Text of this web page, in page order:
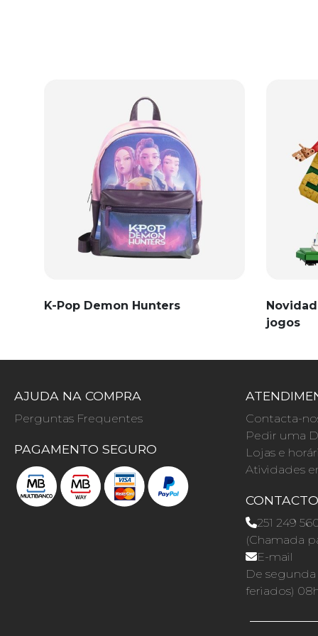
K-Pop Demon Hunters
jogos
AJUDA NA COMPRA
Perguntas Frequentes
PAGAMENTO SEGURO
Contacta-
Pedir uma
Lojas e
Atividades
CONTACTO
251 249
(Chamada
E-mail
De segunda
feriados)